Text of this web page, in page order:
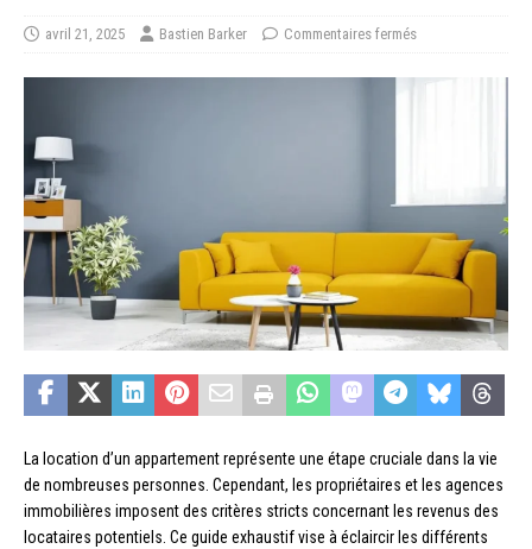
avril 21, 2025 Bastien Barker Commentaires fermés
La location d’un appartement représente une étape cruciale dans la vie
de nombreuses personnes. Cependant, les propriétaires et les agences
immobilières imposent des critères stricts concernant les revenus des
locataires potentiels. Ce guide exhaustif vise à éclaircir les différents